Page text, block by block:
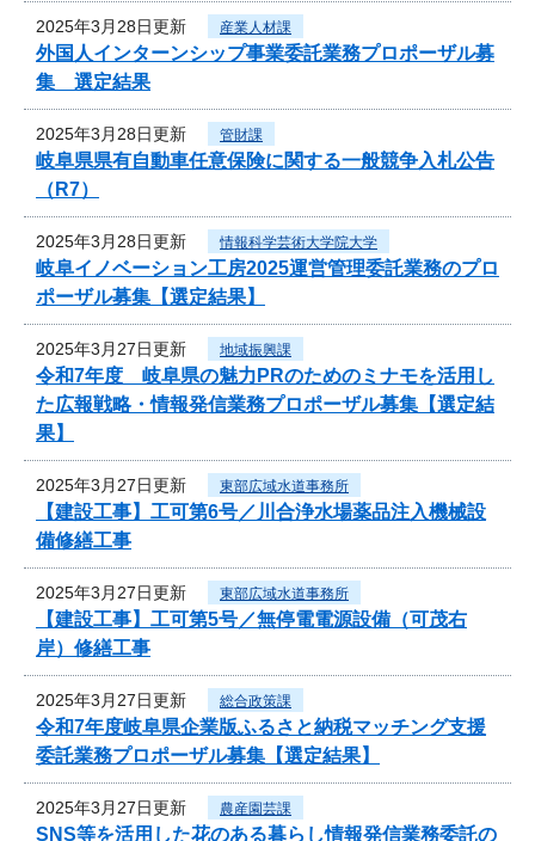
2025年3月28日更新 産業人材課
外国人インターンシップ事業委託業務プロポーザル募
集 選定結果
2025年3月28日更新 管財課
岐阜県県有自動車任意保険に関する一般競争入札公告
（R7）
2025年3月28日更新 情報科学芸術大学院大学
岐阜イノベーション工房2025運営管理委託業務のプロ
ポーザル募集【選定結果】
2025年3月27日更新 地域振興課
令和7年度 岐阜県の魅力PRのためのミナモを活用し
た広報戦略・情報発信業務プロポーザル募集【選定結
果】
2025年3月27日更新 東部広域水道事務所
【建設工事】工可第6号／川合浄水場薬品注入機械設
備修繕工事
2025年3月27日更新 東部広域水道事務所
【建設工事】工可第5号／無停電電源設備（可茂右
岸）修繕工事
2025年3月27日更新 総合政策課
令和7年度岐阜県企業版ふるさと納税マッチング支援
委託業務プロポーザル募集【選定結果】
2025年3月27日更新 農産園芸課
SNS等を活用した花のある暮らし情報発信業務委託の